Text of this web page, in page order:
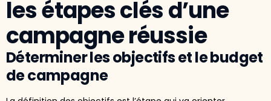
les étapes clés d’une
campagne réussie
Déterminer les objectifs et le budget
de campagne